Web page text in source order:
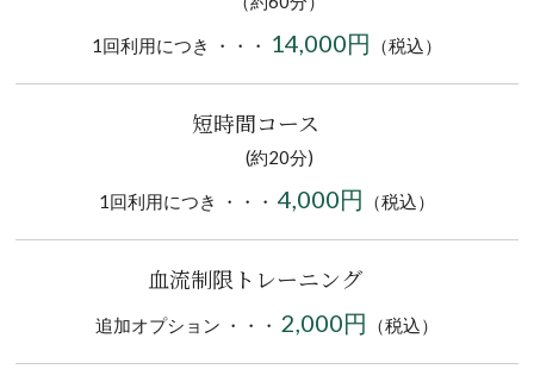
1回利用につき ・・・ 14,000円 （税込）
短時間コース
(約20分)
1回利用につき ・・・ 4,000円 （税込）
血流制限トレーニング
追加オプション ・・・ 2,000円 （税込）